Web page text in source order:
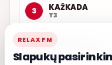
3 KAŽKADA
T3
MANTAS
RELAX FM
Slapukų